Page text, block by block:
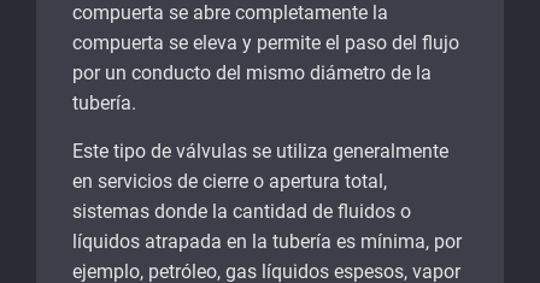
compuerta se abre completamente la
compuerta se eleva y permite el paso del flujo
por un conducto del mismo diámetro de la
tubería.
Este tipo de válvulas se utiliza generalmente
en servicios de cierre o apertura total,
sistemas donde la cantidad de fluidos o
líquidos atrapada en la tubería es mínima, por
ejemplo, petróleo, gas líquidos espesos, vapor